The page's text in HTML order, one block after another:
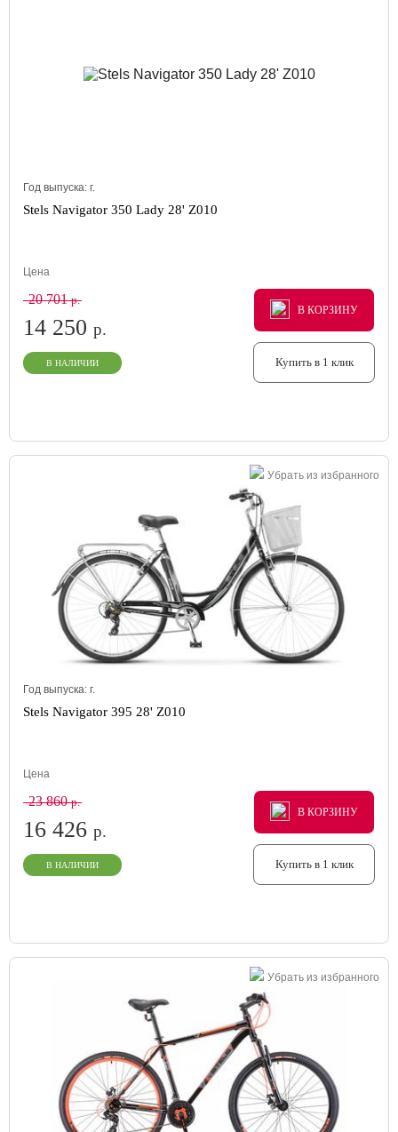
Год выпуска: г.
Stels Navigator 350 Lady 28' Z010
Цена
20 701р.
14 250 р.
В НАЛИЧИИ
В КОРЗИНУ
В КОРЗИНУ
В КОРЗИНУ
Купить в 1 клик
Убрать из избранного
Год выпуска: г.
Stels Navigator 395 28' Z010
Цена
23 860р.
16 426 р.
В НАЛИЧИИ
В КОРЗИНУ
В КОРЗИНУ
В КОРЗИНУ
Купить в 1 клик
Убрать из избранного